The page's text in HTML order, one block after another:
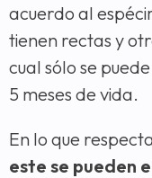
acuerdo al
tienen rectas y
cual sólo se
5 meses de vida.
En lo que
este se pueden